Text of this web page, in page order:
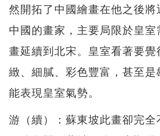
然開拓了中國繪畫在他之後
中國的畫家，主要局限於皇
畫延續到北宋。皇室看著要
緻、細膩、彩色豐富，甚至
能表現皇室氣勢。
游（續）：蘇東坡此畫卻完